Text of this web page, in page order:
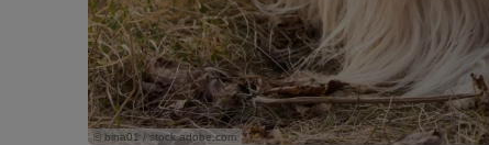
© bina01 / stock.adobe.com